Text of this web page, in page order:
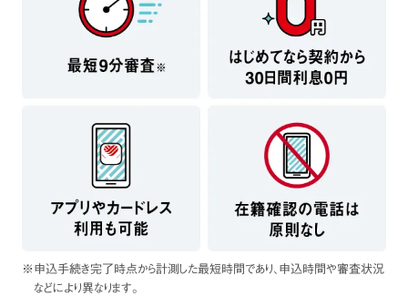
※申込手続き完了時点から計測した最短時間であり、申込時間や審査状況
などにより異なります。